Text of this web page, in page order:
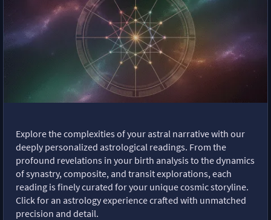
Explore the complexities of your astral narrative with our
deeply personalized astrological readings. From the
profound revelations in your birth analysis to the dynamics
of synastry, composite, and transit explorations, each
reading is finely curated for your unique cosmic storyline.
Click for an astrology experience crafted with unmatched
precision and detail.